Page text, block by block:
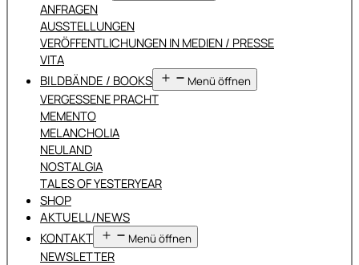
ANFRAGEN
AUSSTELLUNGEN
VERÖFFENTLICHUNGEN IN MEDIEN / PRESSE
VITA
BILDBÄNDE / BOOKS Menü öffnen
VERGESSENE PRACHT
MEMENTO
MELANCHOLIA
NEULAND
NOSTALGIA
TALES OF YESTERYEAR
SHOP
AKTUELL/NEWS
KONTAKT
Menü öffnen
NEWSLETTER